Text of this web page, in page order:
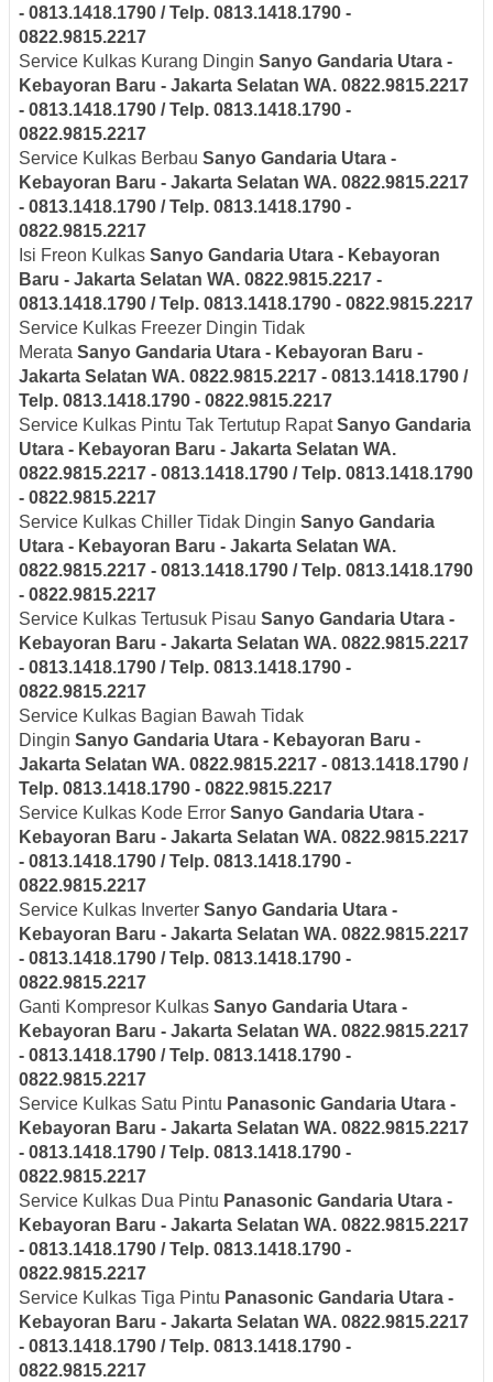
- 0813.1418.1790 / Telp. 0813.1418.1790 -
0822.9815.2217
Service Kulkas Kurang Dingin Sanyo Gandaria Utara -
Kebayoran Baru - Jakarta Selatan WA. 0822.9815.2217
- 0813.1418.1790 / Telp. 0813.1418.1790 -
0822.9815.2217
Service Kulkas Berbau Sanyo Gandaria Utara -
Kebayoran Baru - Jakarta Selatan WA. 0822.9815.2217
- 0813.1418.1790 / Telp. 0813.1418.1790 -
0822.9815.2217
Isi Freon Kulkas Sanyo Gandaria Utara - Kebayoran
Baru - Jakarta Selatan WA. 0822.9815.2217 -
0813.1418.1790 / Telp. 0813.1418.1790 - 0822.9815.2217
Service Kulkas Freezer Dingin Tidak
Merata Sanyo Gandaria Utara - Kebayoran Baru -
Jakarta Selatan WA. 0822.9815.2217 - 0813.1418.1790 /
Telp. 0813.1418.1790 - 0822.9815.2217
Service Kulkas Pintu Tak Tertutup RapatSanyo Gandaria
Utara - Kebayoran Baru - Jakarta Selatan WA.
0822.9815.2217 - 0813.1418.1790 / Telp. 0813.1418.1790
- 0822.9815.2217
Service Kulkas Chiller Tidak Dingin Sanyo Gandaria
Utara - Kebayoran Baru - Jakarta Selatan WA.
0822.9815.2217 - 0813.1418.1790 / Telp. 0813.1418.1790
- 0822.9815.2217
Service Kulkas Tertusuk Pisau Sanyo Gandaria Utara -
Kebayoran Baru - Jakarta Selatan WA. 0822.9815.2217
- 0813.1418.1790 / Telp. 0813.1418.1790 -
0822.9815.2217
Service Kulkas Bagian Bawah Tidak
Dingin Sanyo Gandaria Utara - Kebayoran Baru -
Jakarta Selatan WA. 0822.9815.2217 - 0813.1418.1790 /
Telp. 0813.1418.1790 - 0822.9815.2217
Service Kulkas Kode Error Sanyo Gandaria Utara -
Kebayoran Baru - Jakarta Selatan WA. 0822.9815.2217
- 0813.1418.1790 / Telp. 0813.1418.1790 -
0822.9815.2217
Service Kulkas Inverter Sanyo Gandaria Utara -
Kebayoran Baru - Jakarta Selatan WA. 0822.9815.2217
- 0813.1418.1790 / Telp. 0813.1418.1790 -
0822.9815.2217
Ganti Kompresor Kulkas Sanyo Gandaria Utara -
Kebayoran Baru - Jakarta Selatan WA. 0822.9815.2217
- 0813.1418.1790 / Telp. 0813.1418.1790 -
0822.9815.2217
Service Kulkas Satu Pintu Panasonic Gandaria Utara -
Kebayoran Baru - Jakarta Selatan WA. 0822.9815.2217
- 0813.1418.1790 / Telp. 0813.1418.1790 -
0822.9815.2217
Service Kulkas Dua Pintu Panasonic Gandaria Utara -
Kebayoran Baru - Jakarta Selatan WA. 0822.9815.2217
- 0813.1418.1790 / Telp. 0813.1418.1790 -
0822.9815.2217
Service Kulkas Tiga Pintu Panasonic Gandaria Utara -
Kebayoran Baru - Jakarta Selatan WA. 0822.9815.2217
- 0813.1418.1790 / Telp. 0813.1418.1790 -
0822.9815.2217